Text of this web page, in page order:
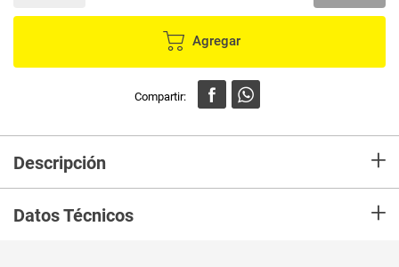
Agregar
Descripción +
Datos Técnicos +